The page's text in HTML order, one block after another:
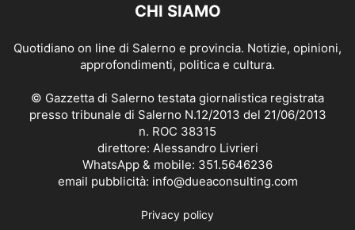
CHI SIAMO
Quotidiano on line di Salerno e provincia. Notizie, opinioni,
approfondimenti, politica e cultura.
© Gazzetta di Salerno testata giornalistica registrata
presso tribunale di Salerno N.12/2013 del 21/06/2013
n. ROC 38315
direttore: Alessandro Livrieri
WhatsApp & mobile: 351.5646236
email pubblicità: info@dueaconsulting.com
Privacy policy